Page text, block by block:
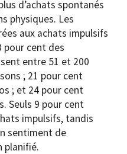
d’achats spontanés
physiques. Les
aux achats impulsifs
pour cent des
entre 51 et 200
; 21 pour cent
; et 24 pour cent
Seuls 9 pour cent
impulsifs, tandis
sentiment de
planifié.